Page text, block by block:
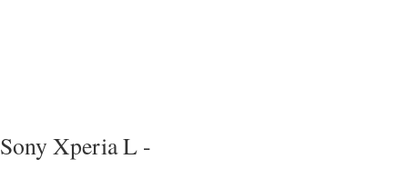
Sony Xperia L -